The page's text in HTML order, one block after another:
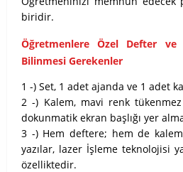
biridir.
Öğretmenlere Özel Defter ve
Bilinmesi Gerekenler
1 -) Set, 1 adet ajanda ve 1 adet
2 -) Kalem, mavi renk
dokunmatik ekran başlığı yer
3 -) Hem deftere; hem de
yazılar, lazer İşleme teknolojisi
özelliktedir.